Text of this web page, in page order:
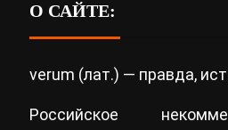
О САЙТЕ:
verum (лат.) — правда,
Российское